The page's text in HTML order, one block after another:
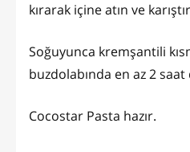
kırarak içine atın ve
Soğuyunca kremşantili
buzdolabında en az 2
Cocostar Pasta hazır.